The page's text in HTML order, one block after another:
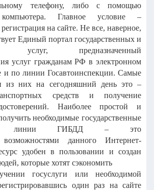
телефону, либо с помощью
компьютера. Главное условие –
на сайте. Не все, наверное,
Единый портал государственных и
услуг, предназначенный
услуг гражданам РФ в электронном
и по линии Госавтоинспекции. Самые
из них на сегодняшний день это –
средств и получение
Наиболее простой и
необходимые государственные
линии ГИБДД – это
возможностями данного Интернет-
удобен в пользовании и создан
которые хотят сэкономить
госуслуги или необходимой
один раз на сайте